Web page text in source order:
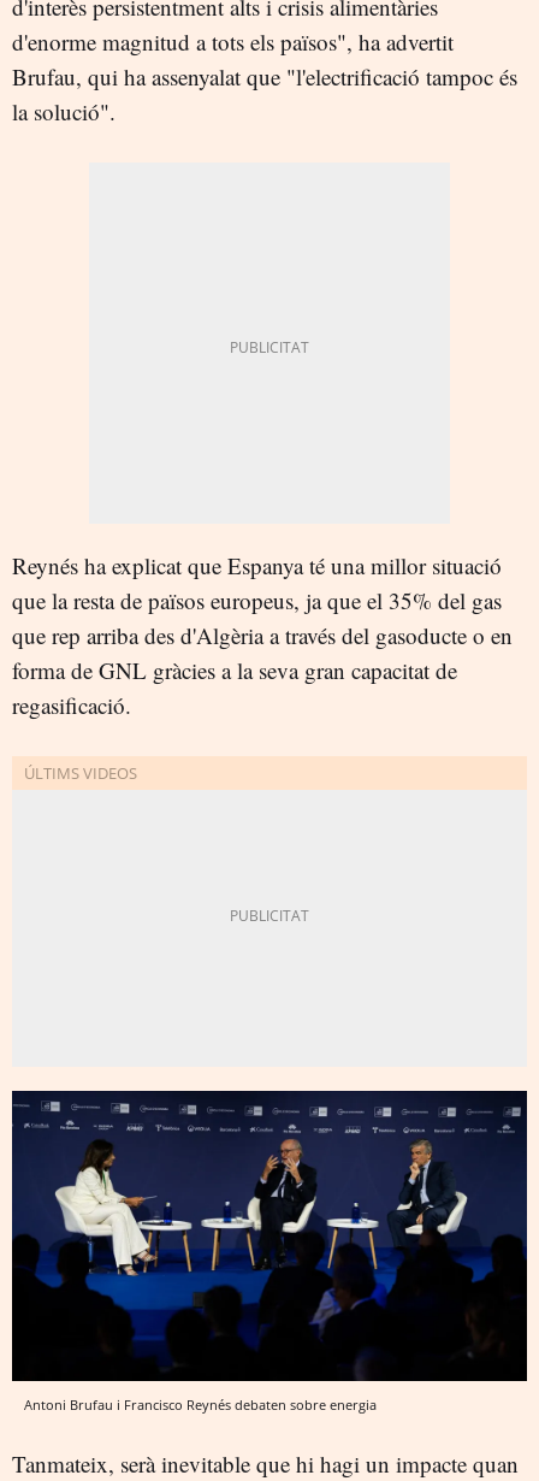
d'interès persistentment alts i crisis alimentàries
d'enorme magnitud a tots els països", ha advertit
Brufau, qui ha assenyalat que "l'electrificació tampoc és
la solució".
Reynés ha explicat que Espanya té una millor situació
que la resta de països europeus, ja que el 35% del gas
que rep arriba des d'Algèria a través del gasoducte o en
forma de GNL gràcies a la seva gran capacitat de
regasificació.
Antoni Brufau i Francisco Reynés debaten sobre energia
Tanmateix, serà inevitable que hi hagi un impacte quan